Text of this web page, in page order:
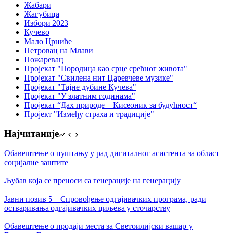
Жабари
Жагубица
Избори 2023
Кучево
Мало Црниће
Петровац на Млави
Пожаревац
Пројекат "Породица као срце срећног живота"
Пројекат "Свилена нит Царевчеве музике"
Пројекат "Тајне дубине Кучева"
Пројекат "У златним годинама"
Пројекат “Дах природе – Кисеоник за будућност“
Пројект "Између страха и традиције"
Најчитаније
Обавештење о пуштању у рад дигиталног асистента за област
социјалне заштите
Љубав која се преноси са генерације на генерацију
Јавни позив 5 – Спровођење одгајивачких програма, ради
остваривања одгајивачких циљева у сточарству
Обавештење о продаји места за Светоилијски вашар у